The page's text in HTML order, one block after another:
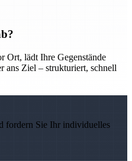
Ort, lädt Ihre Gegenstände
ans Ziel – strukturiert, schnell
fordern Sie Ihr individuelles